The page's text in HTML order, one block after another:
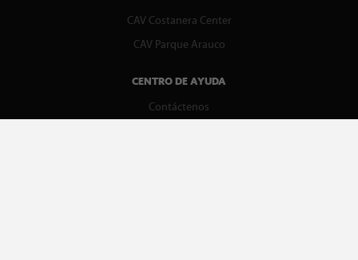
CAV Costanera Center
CAV Parque Arauco
CENTRO DE AYUDA
Contáctenos